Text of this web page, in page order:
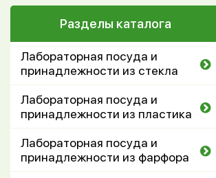
Разделы каталога
Лабораторная посуда и
принадлежности из стекла
Лабораторная посуда и
принадлежности из пластика
Лабораторная посуда и
принадлежности из фарфора